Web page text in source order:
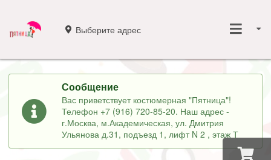
Выберите адрес
Сообщение
Вас приветствует костюмерная "Пятница"!
Телефон +7 (916) 720-85-20. Наш адрес -
г.Москва, м.Академическая, ул. Дмитрия
Ульянова д.31, подъезд 1, лифт N 2 , этаж Т